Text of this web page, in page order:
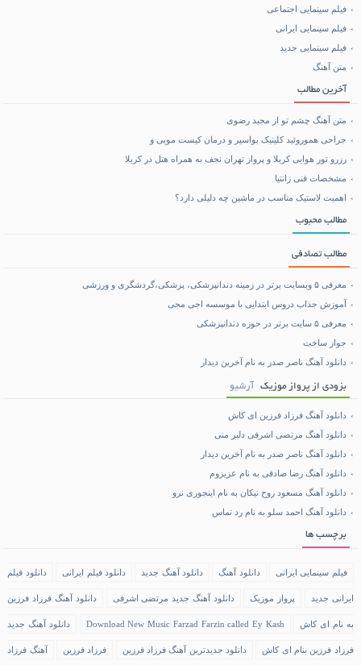
خرید بلیط هواپیما
بلیط هواپیما تهران مشهد
فیلم سینمایی اجتماعی
فیلم سینمایی ایرانی
فیلم سینمایی جدید
متن آهنگ
آخرین مطالب
متن آهنگ چشم تو از مجید رضوی
جراحی هموروئید کلینیک بواسیر و درمان کیست مویی و
رزرو تور هوایی کربلا و پرواز تهران نجف به همراه هتل در کربلا
مشخصات فنی زانتیا
اهمیت لاستیک مناسب در ماشین چه دلیلی دارد؟
مطالب محبوب
مطالب تصادفی
معرفی ۵ وبسایت برتر در زمینه دندانپزشکی، پزشکی،گردشگری و ورزشی
آموزش جذاب دروس ابتدایی با موسسه اجی مجی
معرفی ۵ سایت برتر در حوزه دندانپزشکی
جواز ساخت
دانلود آهنگ ناصر صدر به نام آخرین دیدار
بزودی از پرواز موزیک آرشیو
دانلود آهنگ فرزاد فرزین ای کاش
دانلود آهنگ مرتضی اشرفی دلبر منی
دانلود آهنگ ناصر صدر به نام آخرین دیدار
دانلود آهنگ رضا صادقی به نام عزیزوم
دانلود آهنگ مسعود روح نیکان به نام اینجوری نرو
دانلود آهنگ احمد سلو به نام رد تماس
برچسب ها
فیلم سینمایی ایرانی دانلود آهنگ دانلود آهنگ جدید دانلود فیلم ایرانی دانلود فیلم
ایرانی جدید پرواز موزیک دانلود آهنگ جدید مرتضی اشرفی دانلود آهنگ فرزاد فرزین
به نام ای کاش Download New Music Farzad Farzin called Ey Kash دانلود آهنگ جدید
فرزاد فرزین بنام ای کاش دانلود جدیدترین آهنگ فرزاد فرزین فرزاد فرزین آهنگ فرزاد